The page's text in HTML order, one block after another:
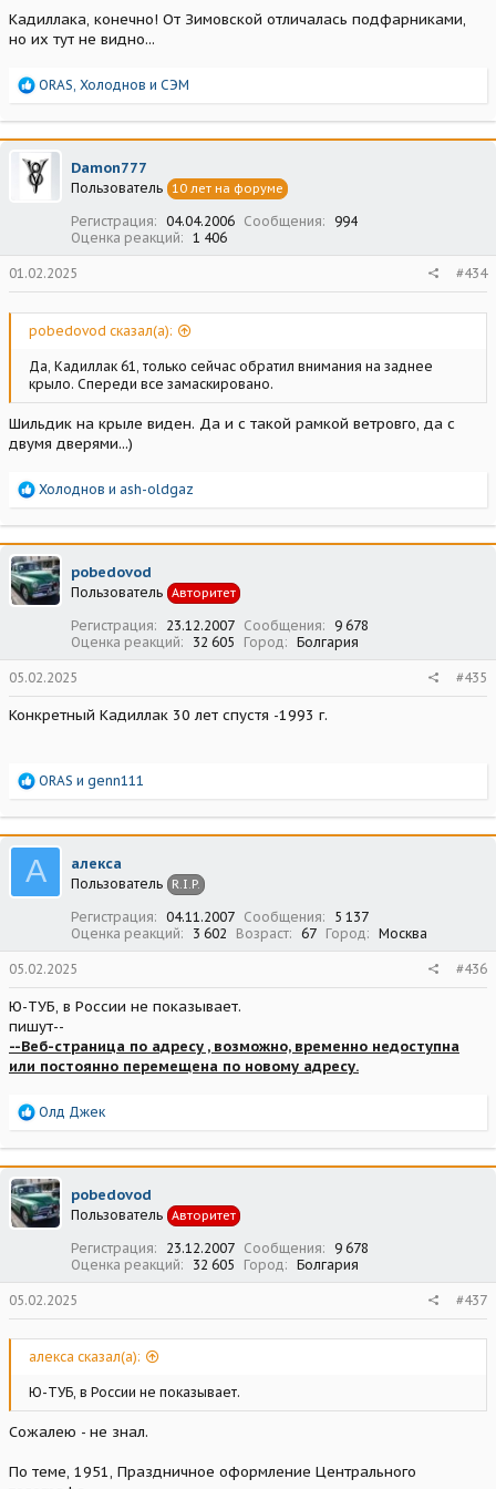
Кадиллака, конечно! От Зимовской отличалась подфарниками,
но их тут не видно...
Р
а
к
ц
и
и
ORAS, Холоднов и СЭМ
Damon777
Пользователь 10 лет на форуме
Регистрация 04.04.2006 Сообщения
994
Оценка реакций
1 406
01.02.2025 #434
pobedovod сказал(а):
Да, Кадиллак 61, только сейчас обратил внимания на заднее
крыло. Спереди все замаскировано.
Шильдик на крыле виден. Да и с такой рамкой ветровго, да с
двумя дверями...)
Р
а
к
ц
и
и
Холоднов и ash-oldgaz
pobedovod
Пользователь Авторитет
Регистрация 23.12.2007 Сообщения
9 678
Оценка реакций
32 605 Город Болгария
05.02.2025 #435
Конкретный Кадиллак 30 лет спустя -1993 г.
Р
а
к
ц
и
и
ORAS и genn111
А алекса
Пользователь R.I.P.
Регистрация 04.11.2007 Сообщения
5 137
Оценка реакций
3 602 Возраст 67 Город Москва
05.02.2025 #436
Ю-ТУБ, в России не показывает.
пишут--
--Веб-страница по адресу , возможно, временно недоступна
или постоянно перемещена по новому адресу.
Р
а
к
ц
и
и
Олд Джек
pobedovod
Пользователь Авторитет
Регистрация 23.12.2007 Сообщения
9 678
Оценка реакций
32 605 Город Болгария
05.02.2025 #437
алекса сказал(а):
Ю-ТУБ, в России не показывает.
Сожалею - не знал.
По теме, 1951, Праздничное оформление Центрального